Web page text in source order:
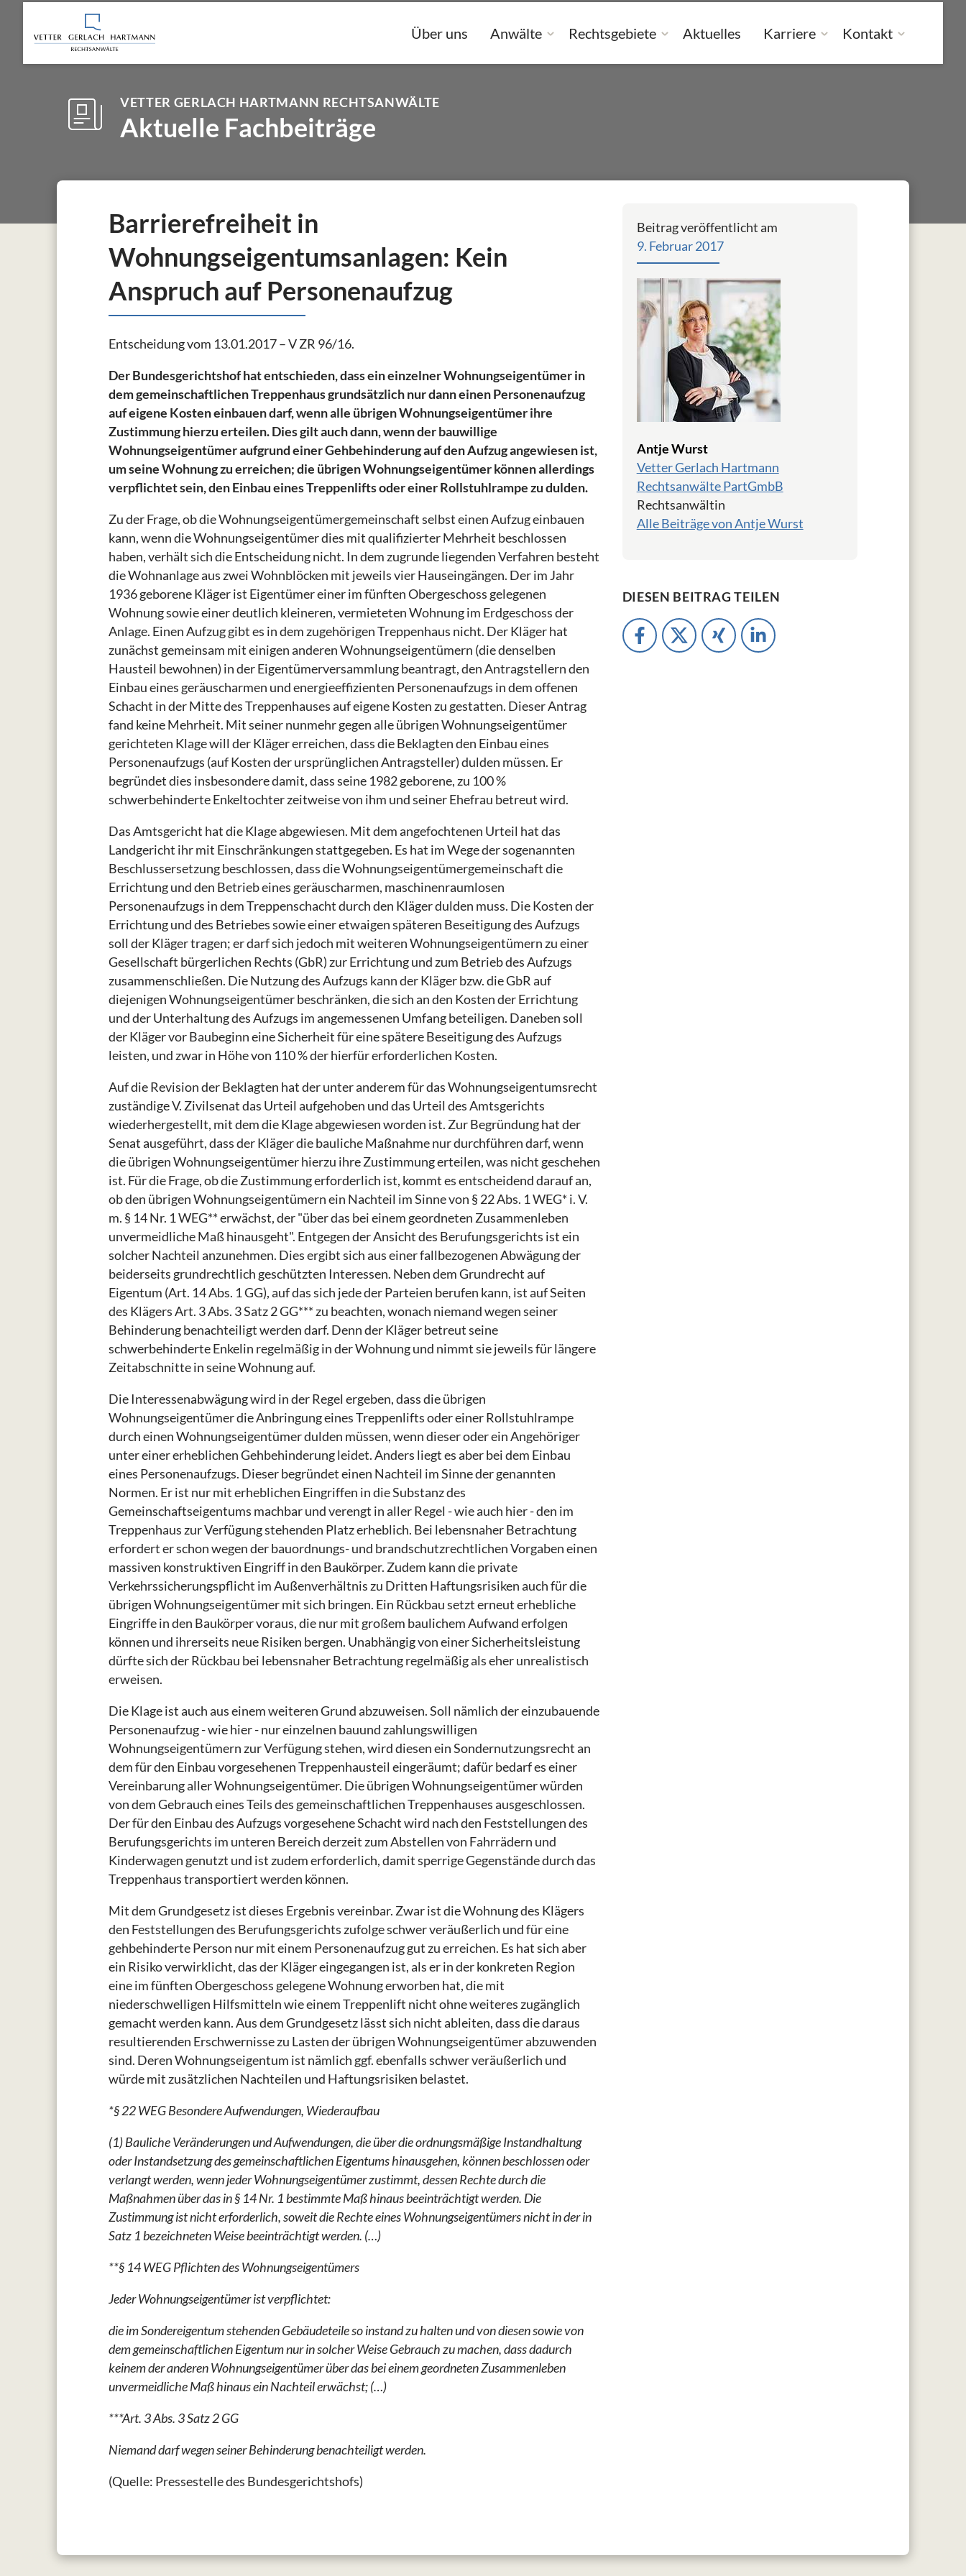
Über uns Anwälte Rechtsgebiete Aktuelles Karriere Kontakt
VETTER GERLACH HARTMANN RECHTSANWÄLTE
Aktuelle Fachbeiträge
Barrierefreiheit in
Wohnungseigentumsanlagen: Kein
Anspruch auf Personenaufzug
Entscheidung vom 13.01.2017 – V ZR 96/16.
Der Bundesgerichtshof hat entschieden, dass ein einzelner Wohnungseigentümer in
dem gemeinschaftlichen Treppenhaus grundsätzlich nur dann einen Personenaufzug
auf eigene Kosten einbauen darf, wenn alle übrigen Wohnungseigentümer ihre
Zustimmung hierzu erteilen. Dies gilt auch dann, wenn der bauwillige
Wohnungseigentümer aufgrund einer Gehbehinderung auf den Aufzug angewiesen ist,
um seine Wohnung zu erreichen; die übrigen Wohnungseigentümer können allerdings
verpflichtet sein, den Einbau eines Treppenlifts oder einer Rollstuhlrampe zu dulden.
Zu der Frage, ob die Wohnungseigentümergemeinschaft selbst einen Aufzug einbauen
kann, wenn die Wohnungseigentümer dies mit qualifizierter Mehrheit beschlossen
haben, verhält sich die Entscheidung nicht. In dem zugrunde liegenden Verfahren besteht
die Wohnanlage aus zwei Wohnblöcken mit jeweils vier Hauseingängen. Der im Jahr
1936 geborene Kläger ist Eigentümer einer im fünften Obergeschoss gelegenen
Wohnung sowie einer deutlich kleineren, vermieteten Wohnung im Erdgeschoss der
Anlage. Einen Aufzug gibt es in dem zugehörigen Treppenhaus nicht. Der Kläger hat
zunächst gemeinsam mit einigen anderen Wohnungseigentümern (die denselben
Hausteil bewohnen) in der Eigentümerversammlung beantragt, den Antragstellern den
Einbau eines geräuscharmen und energieeffizienten Personenaufzugs in dem offenen
Schacht in der Mitte des Treppenhauses auf eigene Kosten zu gestatten. Dieser Antrag
fand keine Mehrheit. Mit seiner nunmehr gegen alle übrigen Wohnungseigentümer
gerichteten Klage will der Kläger erreichen, dass die Beklagten den Einbau eines
Personenaufzugs (auf Kosten der ursprünglichen Antragsteller) dulden müssen. Er
begründet dies insbesondere damit, dass seine 1982 geborene, zu 100 %
schwerbehinderte Enkeltochter zeitweise von ihm und seiner Ehefrau betreut wird.
Das Amtsgericht hat die Klage abgewiesen. Mit dem angefochtenen Urteil hat das
Landgericht ihr mit Einschränkungen stattgegeben. Es hat im Wege der sogenannten
Beschlussersetzung beschlossen, dass die Wohnungseigentümergemeinschaft die
Errichtung und den Betrieb eines geräuscharmen, maschinenraumlosen
Personenaufzugs in dem Treppenschacht durch den Kläger dulden muss. Die Kosten der
Errichtung und des Betriebes sowie einer etwaigen späteren Beseitigung des Aufzugs
soll der Kläger tragen; er darf sich jedoch mit weiteren Wohnungseigentümern zu einer
Gesellschaft bürgerlichen Rechts (GbR) zur Errichtung und zum Betrieb des Aufzugs
zusammenschließen. Die Nutzung des Aufzugs kann der Kläger bzw. die GbR auf
diejenigen Wohnungseigentümer beschränken, die sich an den Kosten der Errichtung
und der Unterhaltung des Aufzugs im angemessenen Umfang beteiligen. Daneben soll
der Kläger vor Baubeginn eine Sicherheit für eine spätere Beseitigung des Aufzugs
leisten, und zwar in Höhe von 110 % der hierfür erforderlichen Kosten.
Auf die Revision der Beklagten hat der unter anderem für das Wohnungseigentumsrecht
zuständige V. Zivilsenat das Urteil aufgehoben und das Urteil des Amtsgerichts
wiederhergestellt, mit dem die Klage abgewiesen worden ist. Zur Begründung hat der
Senat ausgeführt, dass der Kläger die bauliche Maßnahme nur durchführen darf, wenn
die übrigen Wohnungseigentümer hierzu ihre Zustimmung erteilen, was nicht geschehen
ist. Für die Frage, ob die Zustimmung erforderlich ist, kommt es entscheidend darauf an,
ob den übrigen Wohnungseigentümern ein Nachteil im Sinne von § 22 Abs. 1 WEG* i. V.
m. § 14 Nr. 1 WEG** erwächst, der "über das bei einem geordneten Zusammenleben
unvermeidliche Maß hinausgeht". Entgegen der Ansicht des Berufungsgerichts ist ein
solcher Nachteil anzunehmen. Dies ergibt sich aus einer fallbezogenen Abwägung der
beiderseits grundrechtlich geschützten Interessen. Neben dem Grundrecht auf
Eigentum (Art. 14 Abs. 1 GG), auf das sich jede der Parteien berufen kann, ist auf Seiten
des Klägers Art. 3 Abs. 3 Satz 2 GG*** zu beachten, wonach niemand wegen seiner
Behinderung benachteiligt werden darf. Denn der Kläger betreut seine
schwerbehinderte Enkelin regelmäßig in der Wohnung und nimmt sie jeweils für längere
Zeitabschnitte in seine Wohnung auf.
Die Interessenabwägung wird in der Regel ergeben, dass die übrigen
Wohnungseigentümer die Anbringung eines Treppenlifts oder einer Rollstuhlrampe
durch einen Wohnungseigentümer dulden müssen, wenn dieser oder ein Angehöriger
unter einer erheblichen Gehbehinderung leidet. Anders liegt es aber bei dem Einbau
eines Personenaufzugs. Dieser begründet einen Nachteil im Sinne der genannten
Normen. Er ist nur mit erheblichen Eingriffen in die Substanz des
Gemeinschaftseigentums machbar und verengt in aller Regel - wie auch hier - den im
Treppenhaus zur Verfügung stehenden Platz erheblich. Bei lebensnaher Betrachtung
erfordert er schon wegen der bauordnungs- und brandschutzrechtlichen Vorgaben einen
massiven konstruktiven Eingriff in den Baukörper. Zudem kann die private
Verkehrssicherungspflicht im Außenverhältnis zu Dritten Haftungsrisiken auch für die
übrigen Wohnungseigentümer mit sich bringen. Ein Rückbau setzt erneut erhebliche
Eingriffe in den Baukörper voraus, die nur mit großem baulichem Aufwand erfolgen
können und ihrerseits neue Risiken bergen. Unabhängig von einer Sicherheitsleistung
dürfte sich der Rückbau bei lebensnaher Betrachtung regelmäßig als eher unrealistisch
erweisen.
Die Klage ist auch aus einem weiteren Grund abzuweisen. Soll nämlich der einzubauende
Personenaufzug - wie hier - nur einzelnen bauund zahlungswilligen
Wohnungseigentümern zur Verfügung stehen, wird diesen ein Sondernutzungsrecht an
dem für den Einbau vorgesehenen Treppenhausteil eingeräumt; dafür bedarf es einer
Vereinbarung aller Wohnungseigentümer. Die übrigen Wohnungseigentümer würden
von dem Gebrauch eines Teils des gemeinschaftlichen Treppenhauses ausgeschlossen.
Der für den Einbau des Aufzugs vorgesehene Schacht wird nach den Feststellungen des
Berufungsgerichts im unteren Bereich derzeit zum Abstellen von Fahrrädern und
Kinderwagen genutzt und ist zudem erforderlich, damit sperrige Gegenstände durch das
Treppenhaus transportiert werden können.
Mit dem Grundgesetz ist dieses Ergebnis vereinbar. Zwar ist die Wohnung des Klägers
den Feststellungen des Berufungsgerichts zufolge schwer veräußerlich und für eine
gehbehinderte Person nur mit einem Personenaufzug gut zu erreichen. Es hat sich aber
ein Risiko verwirklicht, das der Kläger eingegangen ist, als er in der konkreten Region
eine im fünften Obergeschoss gelegene Wohnung erworben hat, die mit
niederschwelligen Hilfsmitteln wie einem Treppenlift nicht ohne weiteres zugänglich
gemacht werden kann. Aus dem Grundgesetz lässt sich nicht ableiten, dass die daraus
resultierenden Erschwernisse zu Lasten der übrigen Wohnungseigentümer abzuwenden
sind. Deren Wohnungseigentum ist nämlich ggf. ebenfalls schwer veräußerlich und
würde mit zusätzlichen Nachteilen und Haftungsrisiken belastet.
*§ 22 WEG Besondere Aufwendungen, Wiederaufbau
(1) Bauliche Veränderungen und Aufwendungen, die über die ordnungsmäßige Instandhaltung
oder Instandsetzung des gemeinschaftlichen Eigentums hinausgehen, können beschlossen oder
verlangt werden, wenn jeder Wohnungseigentümer zustimmt, dessen Rechte durch die
Maßnahmen über das in § 14 Nr. 1 bestimmte Maß hinaus beeinträchtigt werden. Die
Zustimmung ist nicht erforderlich, soweit die Rechte eines Wohnungseigentümers nicht in der in
Satz 1 bezeichneten Weise beeinträchtigt werden. (…)
**§ 14 WEG Pflichten des Wohnungseigentümers
Jeder Wohnungseigentümer ist verpflichtet:
die im Sondereigentum stehenden Gebäudeteile so instand zu halten und von diesen sowie von
dem gemeinschaftlichen Eigentum nur in solcher Weise Gebrauch zu machen, dass dadurch
keinem der anderen Wohnungseigentümer über das bei einem geordneten Zusammenleben
unvermeidliche Maß hinaus ein Nachteil erwächst; (…)
***Art. 3 Abs. 3 Satz 2 GG
Niemand darf wegen seiner Behinderung benachteiligt werden.
(Quelle: Pressestelle des Bundesgerichtshofs)
Beitrag veröffentlicht am
9. Februar 2017
Antje Wurst
Vetter Gerlach Hartmann
Rechtsanwälte PartGmbB
Rechtsanwältin
Alle Beiträge von Antje Wurst
DIESEN BEITRAG TEILEN